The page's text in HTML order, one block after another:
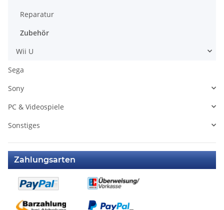
Reparatur
Zubehör
Wii U
Sega
Sony
PC & Videospiele
Sonstiges
Zahlungsarten